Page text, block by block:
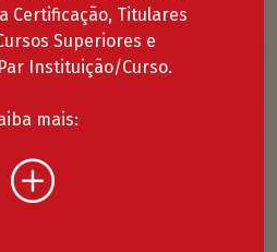
Certificação, Titulares
Superiores e
Instituição/Curso.
mais: